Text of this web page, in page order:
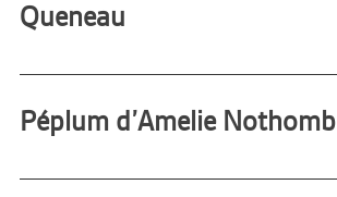
Queneau
Péplum d’Amelie Nothomb